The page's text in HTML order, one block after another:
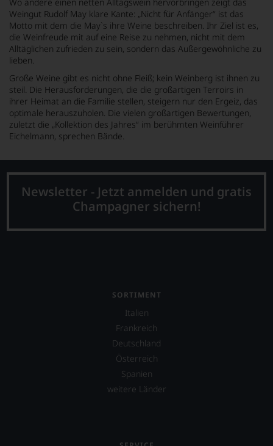
Weingut Rudolf May klare Kante: „Nicht für Anfänger“ ist das
Motto mit dem die May`s ihre Weine beschreiben. Ihr Ziel ist es,
die Weinfreude mit auf eine Reise zu nehmen, nicht mit dem
Alltäglichen zufrieden zu sein, sondern das Außergewöhnliche zu
lieben.
Große Weine gibt es nicht ohne Fleiß; kein Weinberg ist ihnen zu
steil. Die Herausforderungen, die die großartigen Terroirs in
ihrer Heimat an die Familie stellen, steigern nur den Ergeiz, das
optimale herauszuholen. Die vielen großartigen Bewertungen,
zuletzt die „Kollektion des Jahres“ im berühmten Weinführer
Eichelmann, sprechen Bände.
Newsletter - Jetzt anmelden und gratis
Champagner sichern!
SORTIMENT
Italien
Frankreich
Deutschland
Österreich
Spanien
weitere Länder